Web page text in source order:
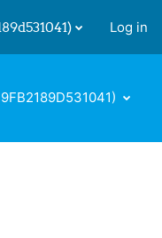
Log in